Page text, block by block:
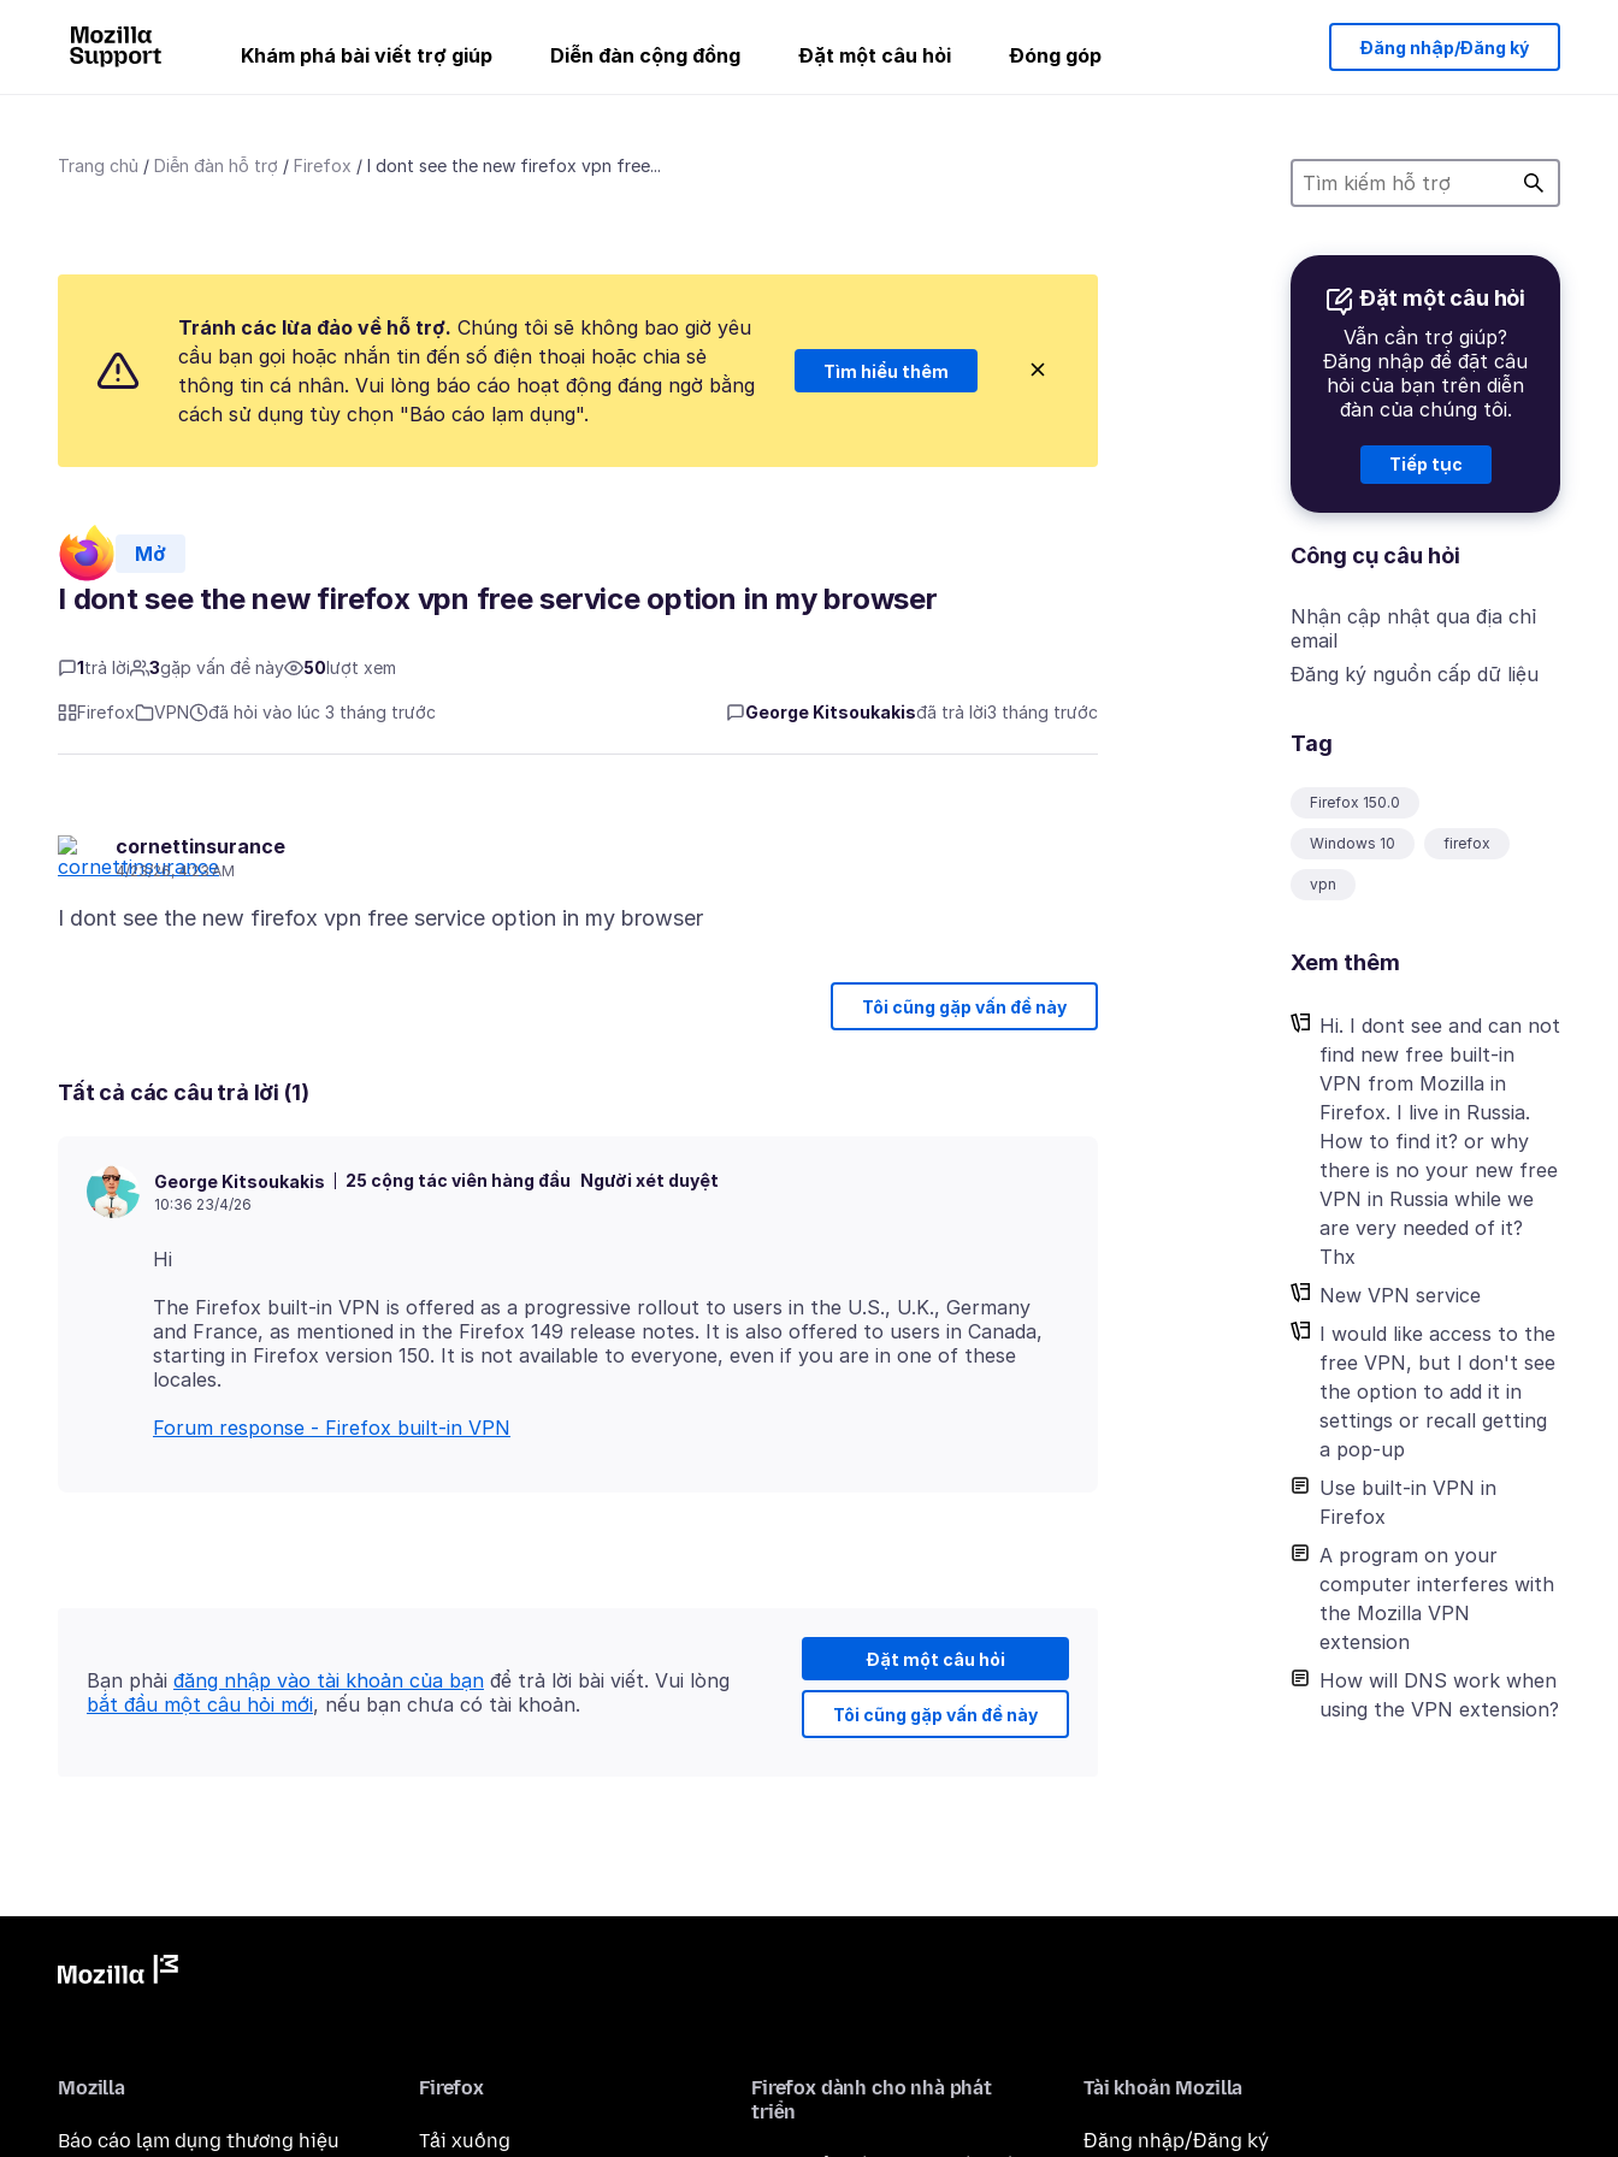
Khám phá bài viết trợ giúp Diễn đàn cộng đồng Đặt một câu hỏi Đóng góp Đăng nhập/Đăng ký
Trang chủ Diễn đàn hỗ trợ Firefox I dont see the new firefox vpn free...
Đặt một câu hỏi
Vẫn cần trợ giúp?
Đăng nhập để đặt câu
hỏi của bạn trên diễn
đàn của chúng tôi.
Tiếp tục
Công cụ câu hỏi
Nhận cập nhật qua địa chỉ
email
Đăng ký nguồn cấp dữ liệu
Tag
Firefox 150.0
Windows 10 firefox
vpn
Xem thêm
Hi. I dont see and can not
find new free built-in
VPN from Mozilla in
Firefox. I live in Russia.
How to find it? or why
there is no your new free
VPN in Russia while we
are very needed of it?
Thx
New VPN service
I would like access to the
free VPN, but I don't see
the option to add it in
settings or recall getting
a pop-up
Use built-in VPN in
Firefox
A program on your
computer interferes with
the Mozilla VPN
extension
How will DNS work when
using the VPN extension?
Tránh các lừa đảo về hỗ trợ. Chúng tôi sẽ không bao giờ yêu
cầu bạn gọi hoặc nhắn tin đến số điện thoại hoặc chia sẻ
thông tin cá nhân. Vui lòng báo cáo hoạt động đáng ngờ bằng
cách sử dụng tùy chọn "Báo cáo lạm dụng".
Tìm hiểu thêm
Mở
I dont see the new firefox vpn free service option in my browser
1 trả lời 3gặp vấn đề này 50 lượt xem
Firefox VPN đã hỏi vào lúc 3 tháng trước George Kitsoukakisđã trả lời3 tháng trước
cornettinsurance
4/23/26, 4:23 AM
Tôi cũng gặp vấn đề này
Tất cả các câu trả lời (1)
George Kitsoukakis 25 cộng tác viên hàng đầu Người xét duyệt
10:36 23/4/26
The Firefox built-in VPN is offered as a progressive rollout to users in the U.S., U.K., Germany
and France, as mentioned in the Firefox 149 release notes. It is also offered to users in Canada,
starting in Firefox version 150. It is not available to everyone, even if you are in one of these
Forum response - Firefox built-in VPN
Đặt một câu hỏi
Tôi cũng gặp vấn đề này
Bạn phải đăng nhập vào tài khoản của bạn để trả lời bài viết. Vui lòng
bắt đầu một câu hỏi mới, nếu bạn chưa có tài khoản.
Mozilla
Báo cáo lạm dụng thương hiệu
Firefox
Tải xuống
Firefox dành cho nhà phát
triển
Tài khoản Mozilla
Đăng nhập/Đăng ký